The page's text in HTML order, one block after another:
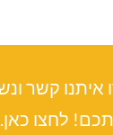
איתנו קשר
לחצו כאן.